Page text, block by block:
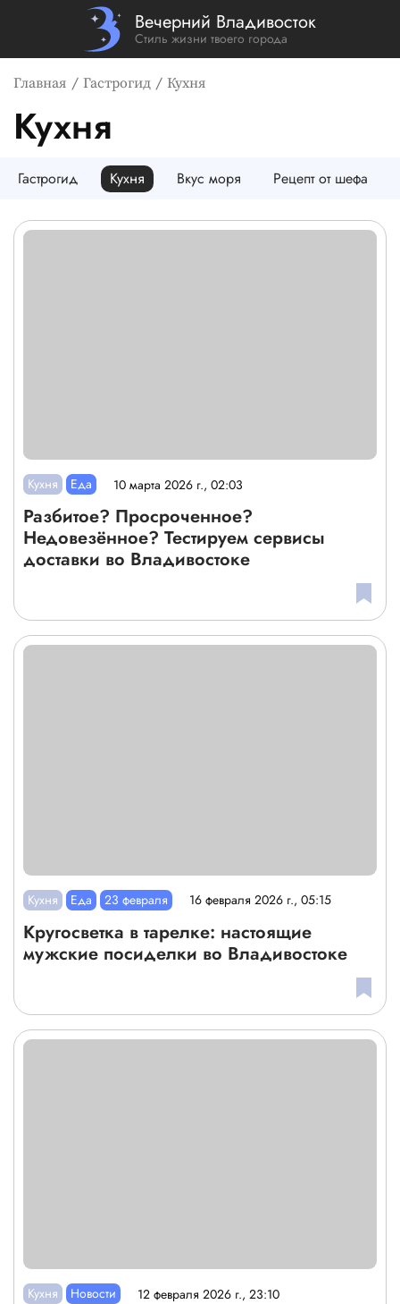
Вечерний Владивосток
Стиль жизни твоего города
Главная Гастрогид Кухня
Кухня
Фильтрация постов по
Гастрогид Кухня Вкус моря Рецепт от шефа
Список новостей
Кухня Еда 10 марта 2026 г., 02:03
Разбитое? Просроченное?
Недовезённое? Тестируем сервисы
доставки во Владивостоке
Кухня Еда 23 февраля 16 февраля 2026 г., 05:15
Кругосветка в тарелке: настоящие
мужские посиделки во Владивостоке
Кухня Новости 12 февраля 2026 г., 23:10